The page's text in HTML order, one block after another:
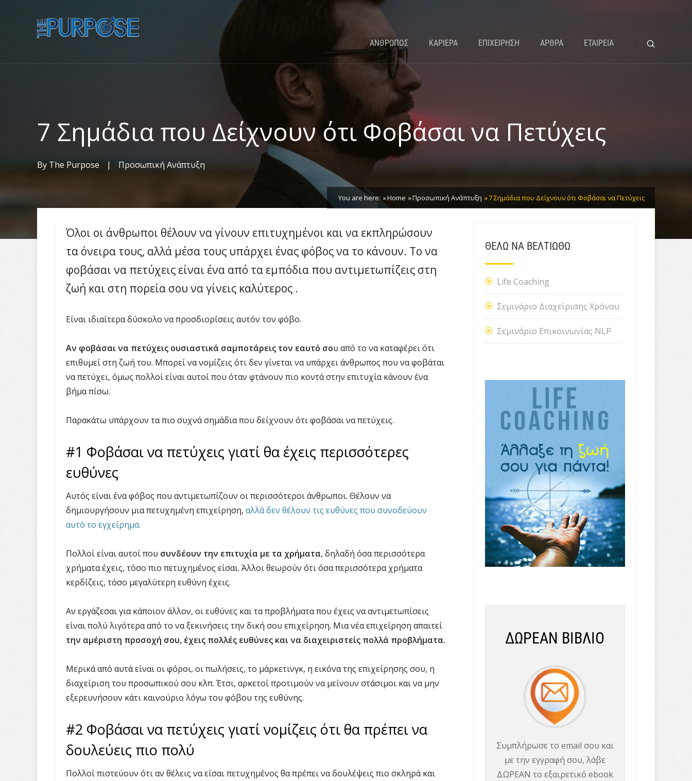
ΑΝΘΡΩΠΟΣ ΚΑΡΙΕΡΑ ΕΠΙΧΕΙΡΗΣΗ ΑΡΘΡΑ ΕΤΑΙΡΕΙΑ
7 Σημάδια που Δείχνουν ότι Φοβάσαι να Πετύχεις
ByThe Purpose | Προσωπική Ανάπτυξη
You are here: Home Προσωπική Ανάπτυξη 7 Σημάδια που Δείχνουν ότι Φοβάσαι να Πετύχεις
Όλοι οι άνθρωποι θέλουν να γίνουν επιτυχημένοι και να εκπληρώσουν
τα όνειρα τους, αλλά μέσα τους υπάρχει ένας φόβος να το κάνουν. Το να
φοβάσαι να πετύχεις είναι ένα από τα εμπόδια που αντιμετωπίζεις στη
ζωή και στη πορεία σου να γίνεις καλύτερος .
Είναι ιδιαίτερα δύσκολο να προσδιορίσεις αυτόν τον φόβο.
Αν φοβάσαι να πετύχεις ουσιαστικά σαμποτάρεις τον εαυτό σου από το να καταφέρει ότι
επιθυμεί στη ζωή του. Μπορεί να νομίζεις ότι δεν γίνεται να υπάρχει άνθρωπος που να φοβάται
να πετύχει, όμως πολλοί είναι αυτοί που όταν φτάνουν πιο κοντά στην επιτυχία κάνουν ένα
βήμα πίσω.
Παρακάτω υπάρχουν τα πιο συχνά σημάδια που δείχνουν ότι φοβάσαι να πετύχεις.
#1 Φοβάσαι να πετύχεις γιατί θα έχεις περισσότερες
ευθύνες
Αυτός είναι ένα φόβος που αντιμετωπίζουν οι περισσότεροι άνθρωποι. Θέλουν να
δημιουργήσουν μια πετυχημένη επιχείρηση, αλλά δεν θέλουν τις ευθύνες που συνοδεύουν
αυτό το εγχείρημα.
Πολλοί είναι αυτοί που συνδέουν την επιτυχία με τα χρήματα, δηλαδή όσα περισσότερα
χρήματα έχεις, τόσο πιο πετυχημένος είσαι. Άλλοι θεωρούν ότι όσα περισσότερα χρήματα
κερδίζεις, τόσο μεγαλύτερη ευθύνη έχεις.
Αν εργάζεσαι για κάποιον άλλον, οι ευθύνες και τα προβλήματα που έχεις να αντιμετωπίσεις
είναι πολύ λιγότερα από το να ξεκινήσεις την δική σου επιχείρηση. Μια νέα επιχείρηση απαιτεί
την αμέριστη προσοχή σου, έχεις πολλές ευθύνες και να διαχειριστείς πολλά προβλήματα.
Μερικά από αυτά είναι οι φόροι, οι πωλήσεις, το μάρκετινγκ, η εικόνα της επιχείρησης σου, η
διαχείριση του προσωπικού σου κλπ. Έτσι, αρκετοί προτιμούν να μείνουν στάσιμοι και να μην
εξερευνήσουν κάτι καινούριο λόγω του φόβου της ευθύνης.
#2 Φοβάσαι να πετύχεις γιατί νομίζεις ότι θα πρέπει να
δουλεύεις πιο πολύ
Πολλοί πιστεύουν ότι αν θέλεις να είσαι πετυχημένος θα πρέπει να δουλέψεις πιο σκληρά και
ΘΕΛΩ ΝΑ ΒΕΛΤΙΩΘΩ
Life Coaching
Σεμινάριο Διαχείρισης Χρόνου
Σεμινάριο Επικοινωνίας NLP
ΔΩΡΕΑΝ ΒΙΒΛΙΟ
Συμπλήρωσε το email σου και
με την εγγραφή σου, λάβε
ΔΩΡΕΑΝ το εξαιρετικό ebook